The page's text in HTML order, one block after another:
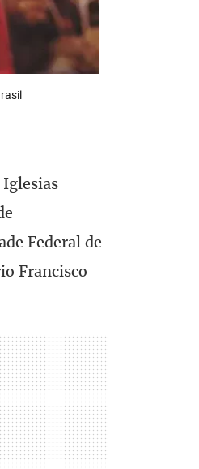
Federal de
Francisco